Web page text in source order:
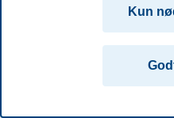
Les mer om våre
opplysninger vi samler inn
for informasjonskapsler.
eller trekke tilbake ditt
Kun